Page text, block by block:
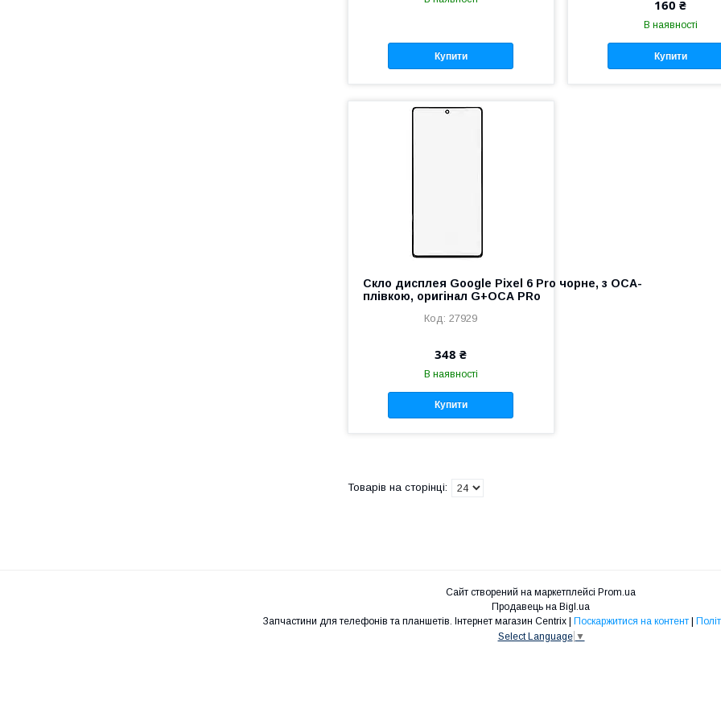
Купити
160 ₴
В наявності
Купити
Скло дисплея Google Pixel 6 Pro чорне, з OCA-
плівкою, оригінал G+OCA PRo
27929
348 ₴
В наявності
Купити
Сайт створений на маркетплейсі Prom.ua
Продавець на Bigl.ua
Запчастини для телефонів та планшетів. Інтернет магазин Centrix | Поскаржитися на контент |
Select Language ▼